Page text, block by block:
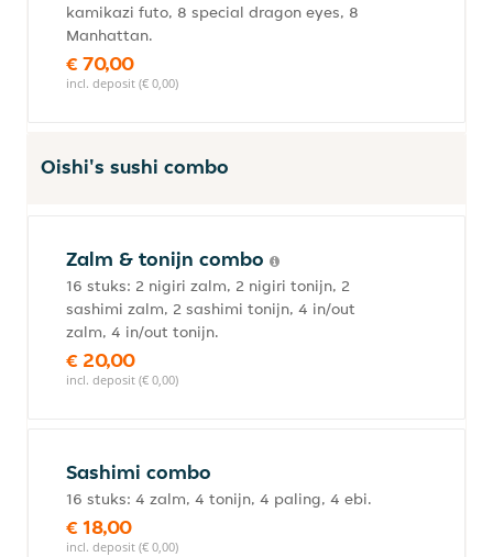
kamikazi futo, 8 special dragon eyes, 8
Manhattan.
€ 70,00
incl. deposit (€ 0,00)
Oishi's sushi combo
Zalm & tonijn combo
16 stuks: 2 nigiri zalm, 2 nigiri tonijn, 2
sashimi zalm, 2 sashimi tonijn, 4 in/out
zalm, 4 in/out tonijn.
€ 20,00
incl. deposit (€ 0,00)
Sashimi combo
16 stuks: 4 zalm, 4 tonijn, 4 paling, 4 ebi.
€ 18,00
incl. deposit (€ 0,00)